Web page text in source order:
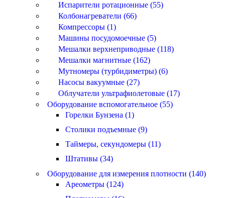
Испарители ротационные (55)
Колбонагреватели (66)
Компрессоры (1)
Машины посудомоечные (5)
Мешалки верхнеприводные (118)
Мешалки магнитные (162)
Мутномеры (турбидиметры) (6)
Насосы вакуумные (27)
Облучатели ультрафиолетовые (17)
Оборудование вспомогательное (55)
Горелки Бунзена (1)
Столики подъемные (9)
Таймеры, секундомеры (11)
Штативы (34)
Оборудование для измерения плотности (140)
Ареометры (124)